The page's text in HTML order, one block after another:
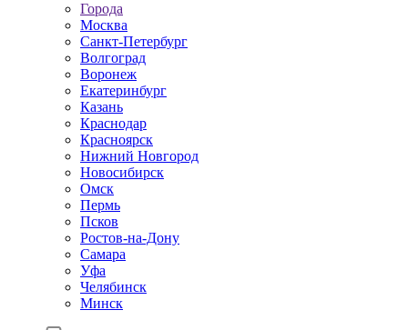
Города
Москва
Санкт-Петербург
Волгоград
Воронеж
Екатеринбург
Казань
Краснодар
Красноярск
Нижний Новгород
Новосибирск
Омск
Пермь
Псков
Ростов-на-Дону
Самара
Уфа
Челябинск
Минск